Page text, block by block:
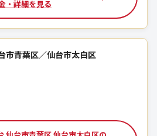
・詳細を見る
市青葉区／仙台市太白区